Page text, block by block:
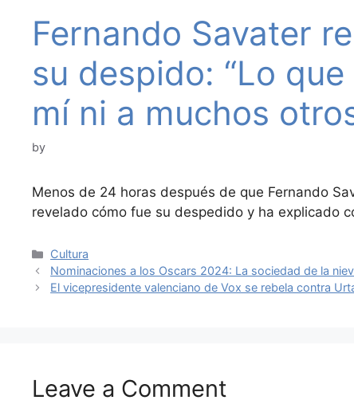
Fernando Savater
su despido: “Lo
mí ni a muchos
by
Menos de 24 horas después de que Fernando
revelado cómo fue su despedido y ha explicado
Categories
Cultura
Nominaciones a los Oscars 2024: La sociedad de la
El vicepresidente valenciano de Vox se rebela contra
Leave a Comment